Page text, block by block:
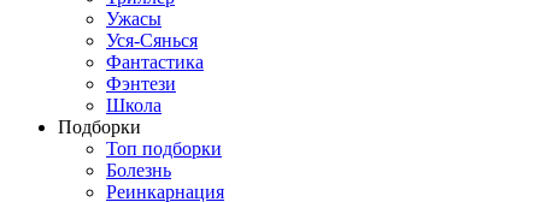
Ужасы
Уся-Сянься
Фантастика
Фэнтези
Школа
Подборки
Топ подборки
Болезнь
Реинкарнация